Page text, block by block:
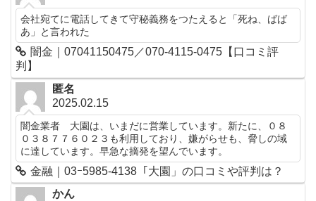
会社宛てに電話してきて守秘義務をつたえると「死ね、ばば
あ」と言われた
闇金｜07041150475／070-4115-0475【口コミ評
判】
匿名
2025.02.15
闇金業者 大園は、いまだに営業しています。新たに、０８
０３８７７６０２３も利用しており、嫌がらせも、脅しの域
に達しています。早急な摘発を望んでいます。
金融｜03ｰ5985-4138「大園」の口コミや評判は？
かん